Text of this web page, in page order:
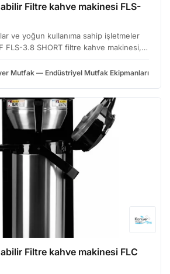
Filtre kahve makinesi FLS-
ve yoğun kullanıma sahip işletmeler
FLS-3.8 SHORT filtre kahve makinesi,
özellikle sınırlı …
Mutfak — Endüstriyel Mutfak Ekipmanları
Filtre kahve makinesi FLC